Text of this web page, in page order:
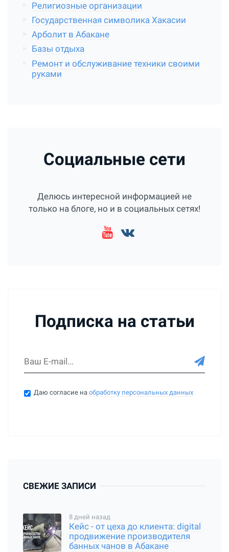
Религиозные организации
Государственная символика Хакасии
Арболит в Абакане
Базы отдыха
Ремонт и обслуживание техники своими
руками
Социальные сети
Делюсь интересной информацией не
только на блоге, но и в социальных сетях!
Подписка на статьи
Даю согласие наобработку персональных данных
СВЕЖИЕ ЗАПИСИ
8 дней назад
Кейс - от цеха до клиента: digital
продвижение производителя
банных чанов в Абакане